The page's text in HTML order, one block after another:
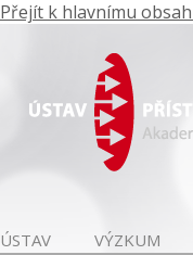
Přejít k hlavnímu
ÚSTAV VÝZKUM